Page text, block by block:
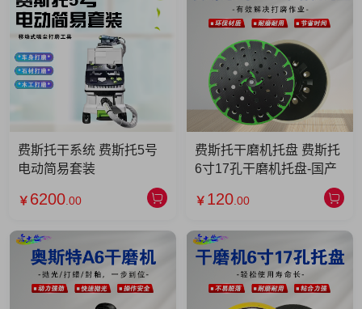
费斯托干系统 费斯托5号
电动简易套装
￥ 6200 .00
费斯托干磨机托盘 费斯托
6寸17孔干磨机托盘-国产
￥ 120 .00